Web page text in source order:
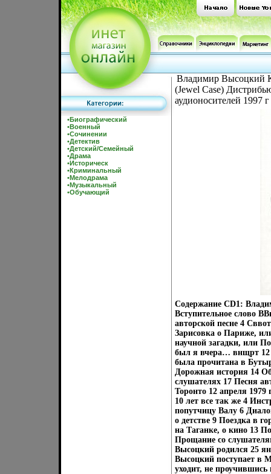
•Биографический
•Военный
•Сочинении
•Детектив
•Детский/Семейный
•Драма
•Историческ
•Криминальный
•Мелодрама
•Музыкальный
•Обучающий
Владимир Высоцкий
(Jewel Case)
аудионосителей 1997
Содержание CD1:
Вступительное слово
авторской песне 4
Зарисовка о Париже,
научной загадки, или
был я вчера… внщрт 12
была прочитана в
Дорожная история 14
слушателях 17 Песня
Торонто 12 апреля
10 лет все так же 4
попутчицу Валу 6
о детстве 9 Поездка в
на Таганке, о кино 13
Прощание со
Высоцкий родился 25
Высоцкий поступает в
уходит, не